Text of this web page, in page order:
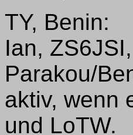
TY, Benin:
Ian,
Parakou/
aktiv, wenn
und LoTW.